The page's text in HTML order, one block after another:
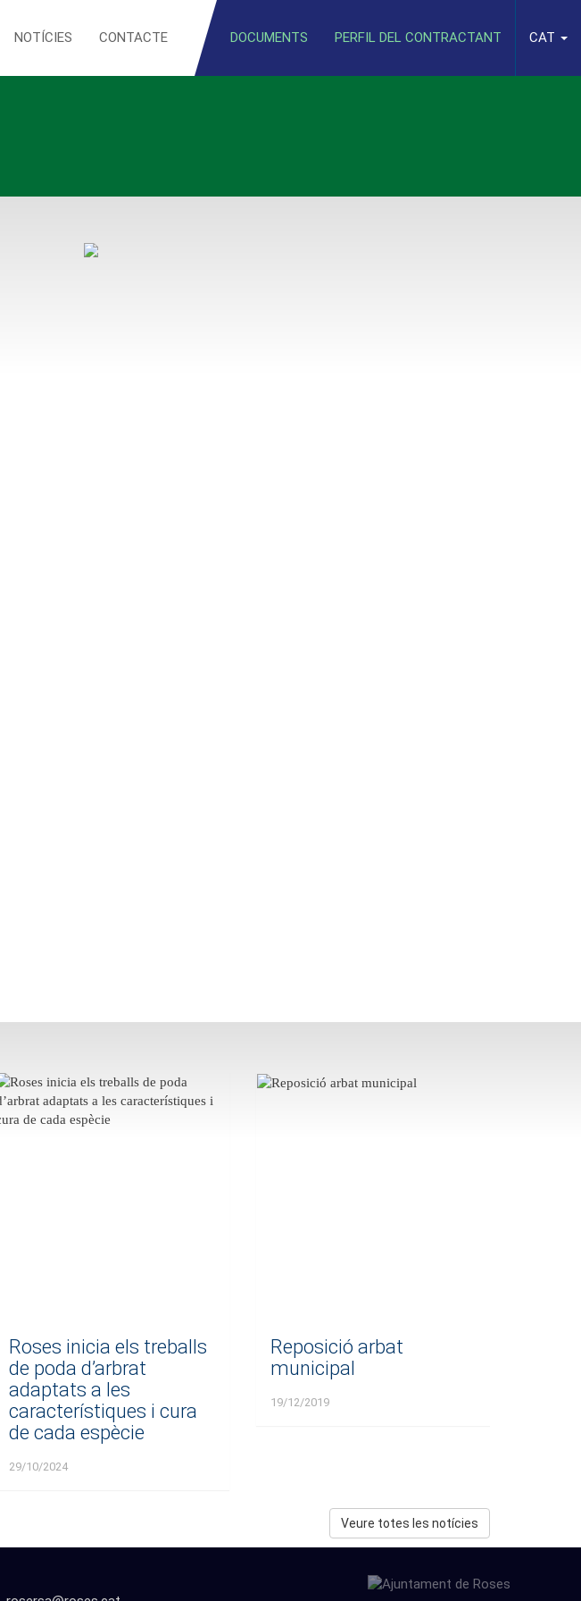
DOCUMENTS PERFIL DEL CONTRACTANT CAT
NOTÍCIES CONTACTE
Roses inicia els treballs
de poda d’arbrat
adaptats a les
característiques i cura
de cada espècie
29/10/2024
Reposició arbat
municipal
19/12/2019
Veure totes les notícies